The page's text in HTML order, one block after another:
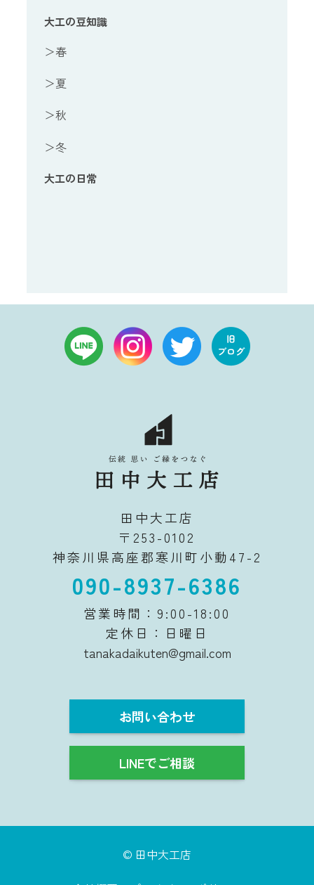
大工の豆知識
＞春
＞夏
＞秋
＞冬
大工の日常
田中大工店
〒253-0102
神奈川県高座郡寒川町小動47-2
090-8937-6386
営業時間：9:00-18:00
定休日：日曜日
tanakadaikuten@gmail.com
お問い合わせ
LINEでご相談
© 田中大工店